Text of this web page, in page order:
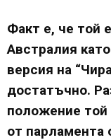
Факт е, че той
Австралия
версия на
достатъчно.
положение той
от парламента